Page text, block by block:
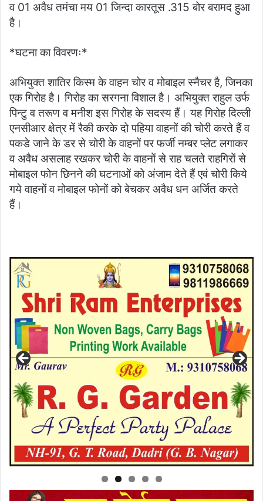
व 01 अवैध तमंचा मय 01 जिन्दा कारतूस .315 बोर बरामद हुआ
है।
*घटना का विवरणः*
अभियुक्त शातिर किस्म के वाहन चोर व मोबाइल स्नैचर है, जिनका
एक गिरोह है। गिरोह का सरगना विशाल है। अभियुक्त राहुल उर्फ
पिन्टु व तरूण व मनीश इस गिरोह के सदस्य हैं। यह गिरोह दिल्ली
एनसीआर क्षेत्र में रैकी करके दो पहिया वाहनों की चोरी करते हैं व
पकडे जाने के डर से चोरी के वाहनों पर फर्जी नम्बर प्लेट लगाकर
व अवैध असलाह रखकर चोरी के वाहनों से राह चलते राहगिरों से
मोबाइल फोन छिनने की घटनाओं को अंजाम देते हैं एवं चोरी किये
गये वाहनों व मोबाइल फोनों को बेचकर अवैध धन अर्जित करते
हैं।